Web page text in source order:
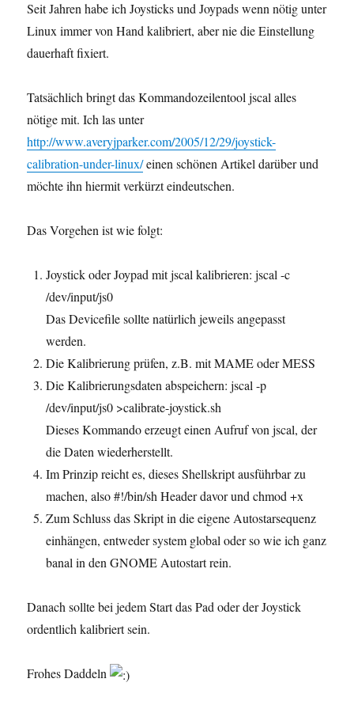
Seit Jahren habe ich Joysticks und Joypads wenn nötig unter
Linux immer von Hand kalibriert, aber nie die Einstellung
dauerhaft fixiert.
Tatsächlich bringt das Kommandozeilentool jscal alles
nötige mit. Ich las unter
http://www.averyjparker.com/2005/12/29/joystick-
calibration-under-linux/einen schönen Artikel darüber und
möchte ihn hiermit verkürzt eindeutschen.
Das Vorgehen ist wie folgt:
Joystick oder Joypad mit jscal kalibrieren: jscal -c
/dev/input/js0
Das Devicefile sollte natürlich jeweils angepasst
werden.
Die Kalibrierung prüfen, z.B. mit MAME oder MESS
Die Kalibrierungsdaten abspeichern: jscal -p
/dev/input/js0 >calibrate-joystick.sh
Dieses Kommando erzeugt einen Aufruf von jscal, der
die Daten wiederherstellt.
Im Prinzip reicht es, dieses Shellskript ausführbar zu
machen, also #!/bin/sh Header davor und chmod +x
Zum Schluss das Skript in die eigene Autostarsequenz
einhängen, entweder system global oder so wie ich ganz
banal in den GNOME Autostart rein.
Danach sollte bei jedem Start das Pad oder der Joystick
ordentlich kalibriert sein.
Frohes Daddeln